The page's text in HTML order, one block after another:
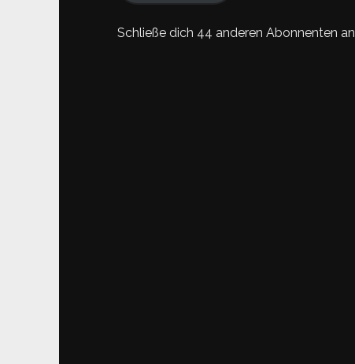
Schließe dich 44 anderen Abonnenten an